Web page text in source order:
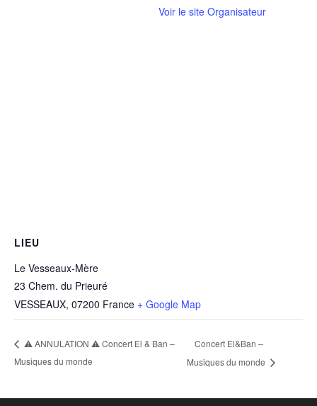
Voir le site Organisateur
LIEU
Le Vesseaux-Mère
23 Chem. du Prieuré
VESSEAUX, 07200 France + Google Map
⚠️ ANNULATION ⚠️ Concert El & Ban –
Musiques du monde
Concert El&Ban –
Musiques du monde